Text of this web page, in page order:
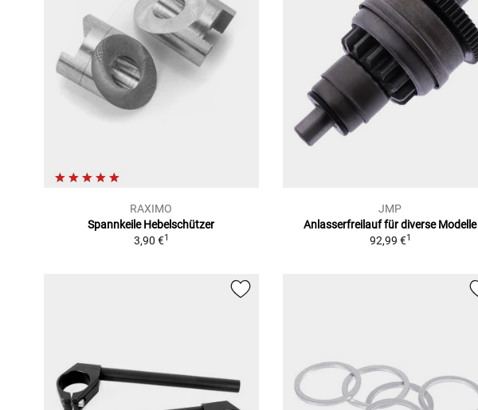
RAXIMO
Spannkeile Hebelschützer
3,90 €1
JMP
Anlasserfreilauf für diverse Modelle
92,99 €1